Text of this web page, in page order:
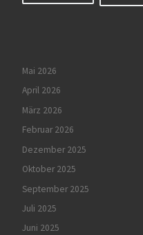
Mai 2026
April 2026
März 2026
Februar 2026
Dezember 2025
Oktober 2025
September 2025
Juli 2025
Juni 2025